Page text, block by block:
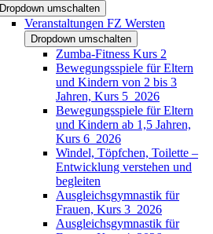
Dropdown umschalten
Veranstaltungen FZ Wersten
Dropdown umschalten
Zumba-Fitness Kurs 2
Bewegungsspiele für Eltern
und Kindern von 2 bis 3
Jahren, Kurs 5_2026
Bewegungsspiele für Eltern
und Kindern ab 1,5 Jahren,
Kurs 6_2026
Windel, Töpfchen, Toilette –
Entwicklung verstehen und
begleiten
Ausgleichsgymnastik für
Frauen, Kurs 3_2026
Ausgleichsgymnastik für